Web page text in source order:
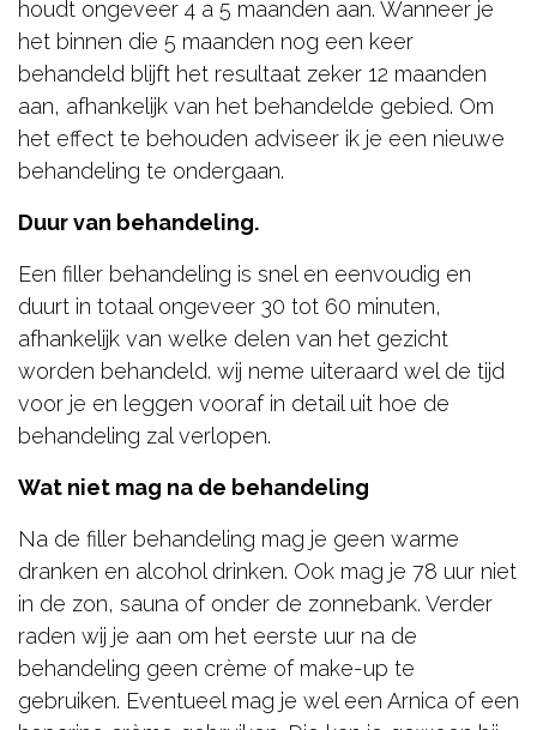
houdt ongeveer 4 a 5 maanden aan. Wanneer je
het binnen die 5 maanden nog een keer
behandeld blijft het resultaat zeker 12 maanden
aan, afhankelijk van het behandelde gebied. Om
het effect te behouden adviseer ik je een nieuwe
behandeling te ondergaan.
Duur van behandeling.
Een filler behandeling is snel en eenvoudig en
duurt in totaal ongeveer 30 tot 60 minuten,
afhankelijk van welke delen van het gezicht
worden behandeld. wij neme uiteraard wel de tijd
voor je en leggen vooraf in detail uit hoe de
behandeling zal verlopen.
Wat niet mag na de behandeling
Na de filler behandeling mag je geen warme
dranken en alcohol drinken. Ook mag je 78 uur niet
in de zon, sauna of onder de zonnebank. Verder
raden wij je aan om het eerste uur na de
behandeling geen crème of make-up te
gebruiken. Eventueel mag je wel een Arnica of een